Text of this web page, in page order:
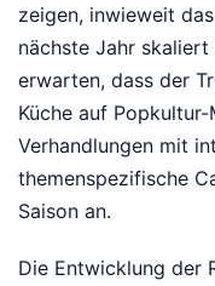
zeigen, inwieweit
nächste Jahr
erwarten, dass der
Küche auf
Verhandlungen mit
themenspezifische
Saison an.
Die Entwicklung der